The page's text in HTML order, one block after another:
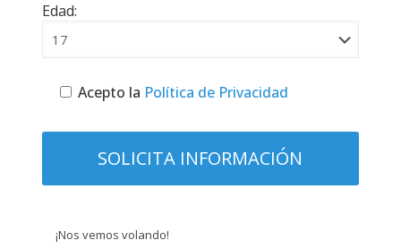
Edad:
Acepto la Política de Privacidad
¡Nos vemos volando!